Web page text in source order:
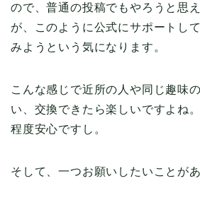
ので、普通の投稿でもやろうと思
が、このように公式にサポートし
みようという気になります。
こんな感じで近所の人や同じ趣味
い、交換できたら楽しいですよね
程度安心ですし。
そして、一つお願いしたいことがあ